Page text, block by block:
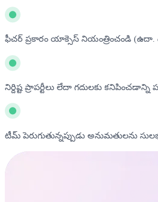
ఫీచర్ ప్రకారం యాక్సెస్ నియంత్రించండి (ఉదా.
నిర్దిష్ట ప్రాపర్టీలు లేదా గదులకు
టీమ్ పెరుగుతున్నప్పుడు అనుమతులను